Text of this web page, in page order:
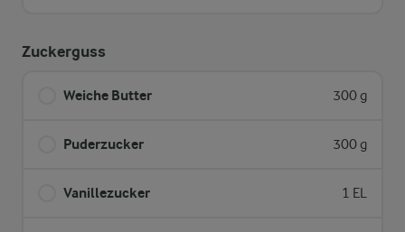
Zuckerguss
Weiche Butter 300 g
Puderzucker 300 g
Vanillezucker 1 EL